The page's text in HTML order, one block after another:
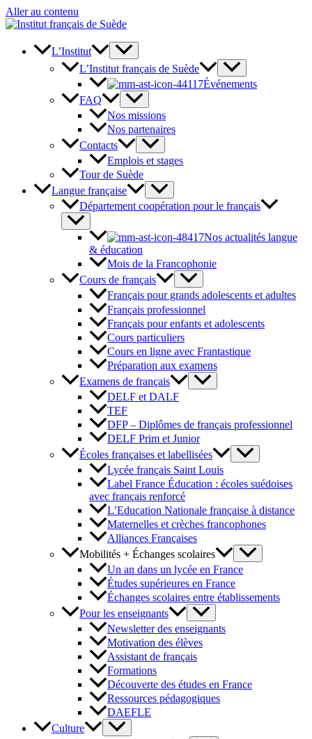
Aller au contenu
L’Institut
L’Institut français de Suède
Événements
FAQ
Nos missions
Nos partenaires
Contacts
Emplois et stages
Tour de Suède
Langue française
Département coopération pour le français
Nos actualités langue
& éducation
Mois de la Francophonie
Cours de français
Français pour grands adolescents et adultes
Français professionnel
Français pour enfants et adolescents
Cours particuliers
Cours en ligne avec Frantastique
Préparation aux examens
Examens de français
DELF et DALF
TEF
DFP – Diplômes de français professionnel
DELF Prim et Junior
Écoles françaises et labellisées
Lycée français Saint Louis
Label France Éducation : écoles suédoises
avec français renforcé
L’Education Nationale française à distance
Maternelles et crèches francophones
Alliances Françaises
Mobilités + Échanges scolaires
Un an dans un lycée en France
Études supérieures en France
Échanges scolaires entre établissements
Pour les enseignants
Newsletter des enseignants
Motivation des élèves
Assistant de français
Formations
Découverte des études en France
Ressources pédagogiques
DAEFLE
Culture